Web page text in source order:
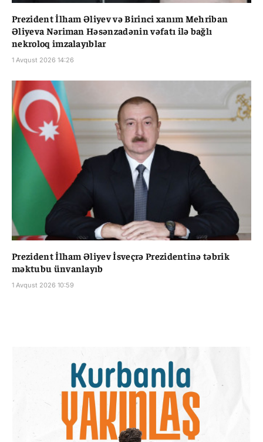
Prezident İlham Əliyev və Birinci xanım Mehriban
Əliyeva Nəriman Həsənzadənin vəfatı ilə bağlı
nekroloq imzalayıblar
1 Avqust 2026 14:26
Prezident İlham Əliyev İsveçrə Prezidentinə təbrik
məktubu ünvanlayıb
1 Avqust 2026 10:59